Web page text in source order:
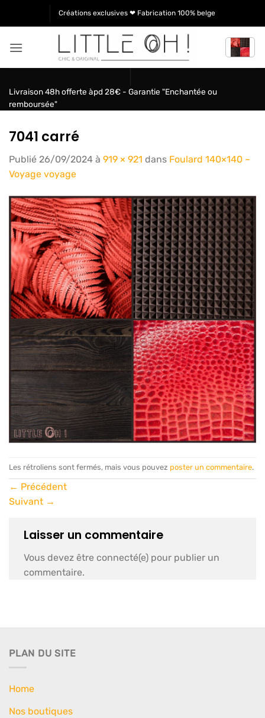
Créations exclusives ❤ Fabrication 100% belge
Livraison 48h offerte àpd 28€ - Garantie "Enchantée ou
remboursée"
7041 carré
Publié 26/09/2024 à 919 × 921 dans Foulard 140×140 –
Voyage voyage
Les rétroliens sont fermés, mais vous pouvez poster un commentaire.
← Précédent
Suivant →
Laisser un commentaire
Vous devez être connecté(e) pour publier un
commentaire.
PLAN DU SITE
Home
Nos boutiques